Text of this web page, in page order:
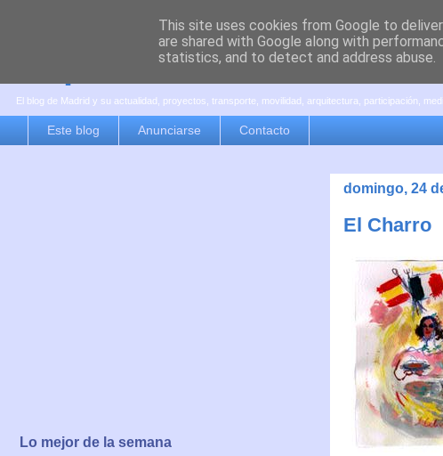
es por madrid
El blog de Madrid y su actualidad, proyectos, transporte, movilidad, arquitectura, participación,
Este blog Anunciarse Contacto
domingo, 24
El Charro
Lo mejor de la semana
This site uses cookies from Google to
are shared with Google along with
statistics, and to detect and address abuse.